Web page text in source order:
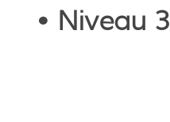
• Niveau 3